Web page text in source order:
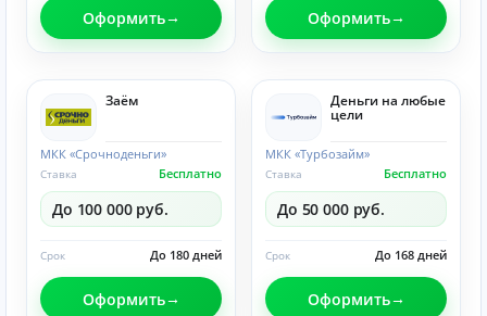
Оформить Оформить
Заём
МКК «Срочноденьги»
Бесплатно
Ставка
До 100 000 руб.
До 180 дней
Срок
Оформить
Деньги на любые
цели
МКК «Турбозайм»
Бесплатно
Ставка
До 50 000 руб.
До 168 дней
Срок
Оформить